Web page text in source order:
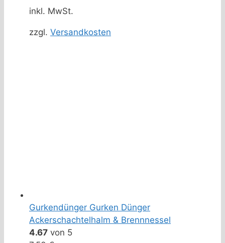
inkl. MwSt.
zzgl. Versandkosten
Gurkendünger Gurken Dünger
Ackerschachtelhalm & Brennnessel
4.67 von 5